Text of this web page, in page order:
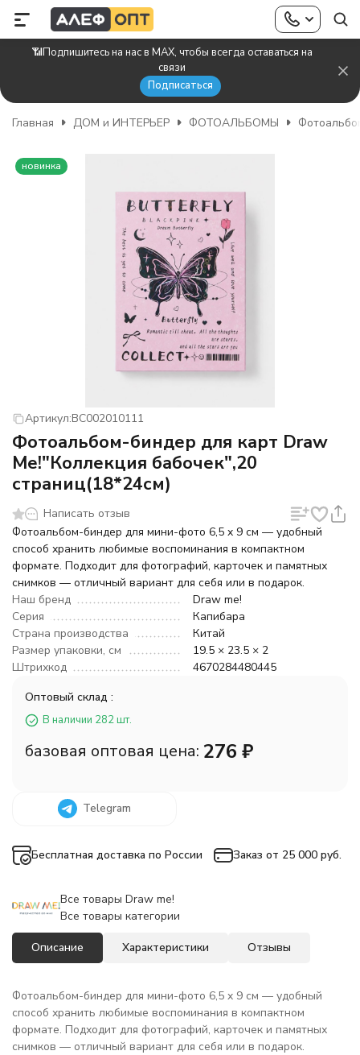
📶Подпишитесь на нас в MAX, чтобы всегда оставаться на
связи
Подписаться
Главная ДОМ и ИНТЕРЬЕР ФОТОАЛЬБОМЫ
новинка
Артикул:BC002010111
Фотоальбом-биндер для карт Draw
Me!"Коллекция бабочек",20
страниц(18*24см)
Написать отзыв
Фотоальбом-биндер для мини-фото 6,5 x 9 см — удобный
способ хранить любимые воспоминания в компактном
формате. Подходит для фотографий, карточек и памятных
снимков — отличный вариант для себя или в подарок.
Наш бренд
Draw me!
Серия
Капибара
Страна производства
Китай
Размер упаковки, см
19.5 × 23.5 × 2
Штрихкод
4670284480445
Оптовый склад :
В наличии 282 шт.
базовая оптовая цена: 276 ₽
Telegram
Бесплатная доставка по России Заказ от 25 000 руб.
Все товары Draw me!
Все товары категории
Описание Характеристики Отзывы
Фотоальбом-биндер для мини-фото 6,5 x 9 см — удобный
способ хранить любимые воспоминания в компактном
формате. Подходит для фотографий, карточек и памятных
снимков — отличный вариант для себя или в подарок.